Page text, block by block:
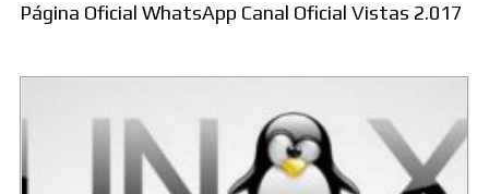
Página Oficial WhatsApp Canal Oficial Vistas 2.017